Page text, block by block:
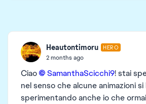
Heautontimoru HERO
2 months ago
Ciao SamanthaScicchi9​! stai
nel senso che alcune animazioni
sperimentando anche io che